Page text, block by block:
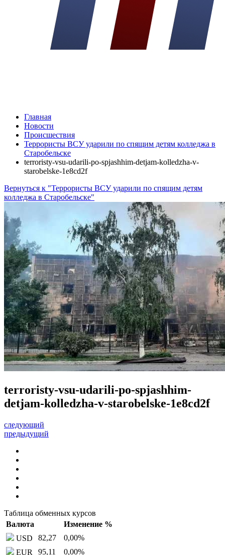
Главная
Новости
Происшествия
Террористы ВСУ ударили по спящим детям колледжа в
Старобельске
terroristy-vsu-udarili-po-spjashhim-detjam-kolledzha-v-
starobelske-1e8cd2f
Вернуться к "Террористы ВСУ ударили по спящим детям
колледжа в Старобельске"
terroristy-vsu-udarili-po-spjashhim-
detjam-kolledzha-v-starobelske-1e8cd2f
следующий
предыдущий
Таблица обменных курсов
Валюта
Изменение %
USD
82,27 0,00%
EUR
95,11 0,00%